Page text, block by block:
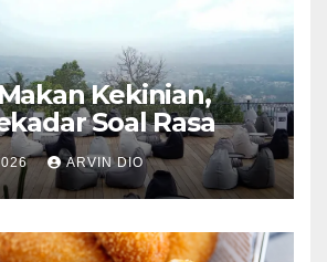
Kekinian,
Soal Rasa
ARVIN DIO